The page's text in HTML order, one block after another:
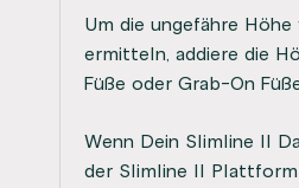
Um die ungefähre
ermitteln, addiere die
Füße oder Grab-On
Wenn Dein Slimline II
der Slimline II Plattform